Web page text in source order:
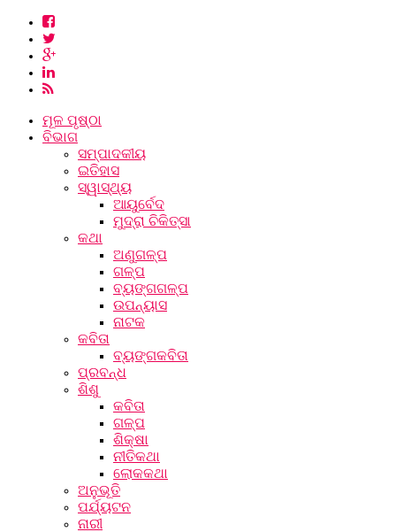
ମୂଳ ପୃଷ୍ଠା
ବିଭାଗ
ସମ୍ପାଦକୀୟ
ଇତିହାସ
ସ୍ୱାସ୍ଥ୍ୟ
ଆୟୁର୍ବେଦ
ମୁଦ୍ରା ଚିକିତ୍ସା
କଥା
ଅଣୁଗଳ୍ପ
ଗଳ୍ପ
ବ୍ୟଙ୍ଗଗଳ୍ପ
ଉପନ୍ୟାସ
ନାଟକ
କବିତା
ବ୍ୟଙ୍ଗକବିତା
ପ୍ରବନ୍ଧ
ଶିଶୁ
କବିତା
ଗଳ୍ପ
ଶିକ୍ଷା
ନୀତିକଥା
ଲୋକକଥା
ଅନୁଭୂତି
ପର୍ଯ୍ୟଟନ
ନାରୀ